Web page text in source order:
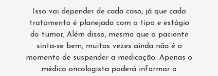
Isso vai depender de cada caso, já que cada
tratamento é planejado com o tipo e estágio
do tumor. Além disso, mesmo que o paciente
sinta-se bem, muitas vezes ainda não é o
momento de suspender a medicação. Apenas o
médico oncologista poderá informar o